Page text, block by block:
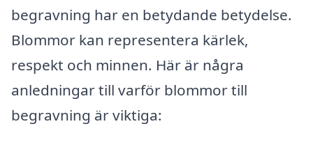
begravning har en betydande betydelse.
Blommor kan representera kärlek,
respekt och minnen. Här är några
anledningar till varför blommor till
begravning är viktiga: